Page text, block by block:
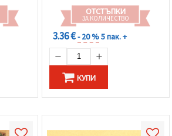
ОТСТЪПКИ
ЗА КОЛИЧЕСТВО
3.36 €- 20 %5 пак. +
КУПИ